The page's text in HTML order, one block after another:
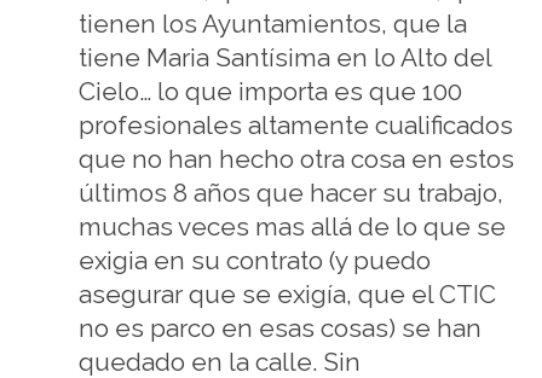
tienen los Ayuntamientos, que la
tiene Maria Santísima en lo Alto del
Cielo… lo que importa es que 100
profesionales altamente cualificados
que no han hecho otra cosa en estos
últimos 8 años que hacer su trabajo,
muchas veces mas allá de lo que se
exigia en su contrato (y puedo
asegurar que se exigía, que el CTIC
no es parco en esas cosas) se han
quedado en la calle. Sin